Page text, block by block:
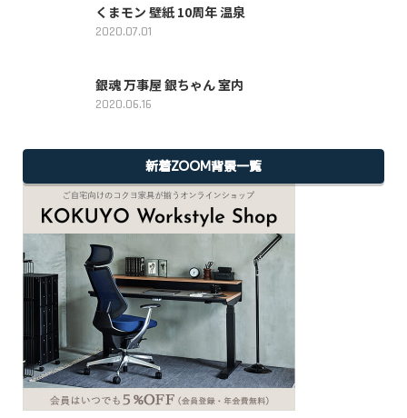
くまモン 壁紙 10周年 温泉
2020.07.01
銀魂 万事屋 銀ちゃん 室内
2020.06.16
新着ZOOM背景一覧